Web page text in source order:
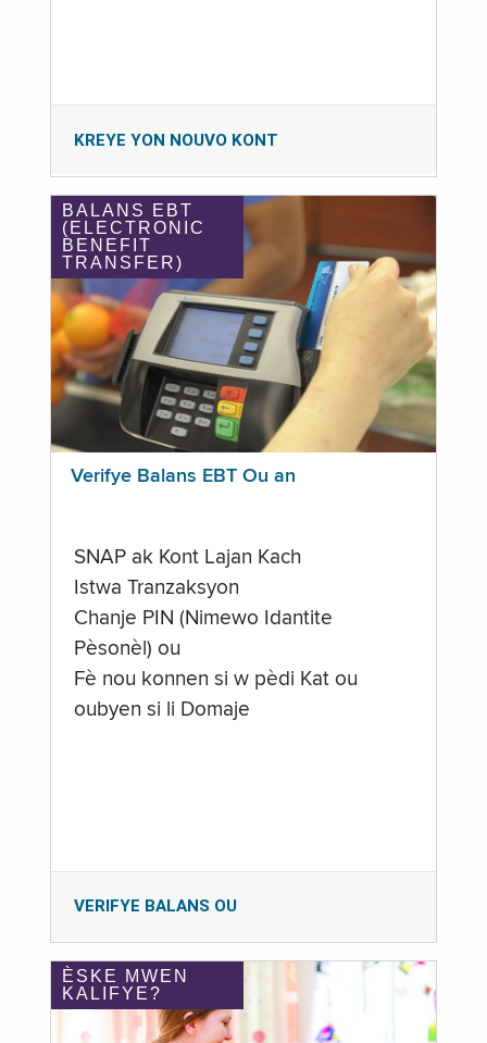
KREYE YON NOUVO KONT
BALANS EBT
(ELECTRONIC
BENEFIT
TRANSFER)
Verifye Balans EBT Ou an
SNAP ak Kont Lajan Kach
Istwa Tranzaksyon
Chanje PIN (Nimewo Idantite
Pèsonèl) ou
Fè nou konnen si w pèdi Kat ou
oubyen si li Domaje
VERIFYE BALANS OU
ÈSKE MWEN
KALIFYE?